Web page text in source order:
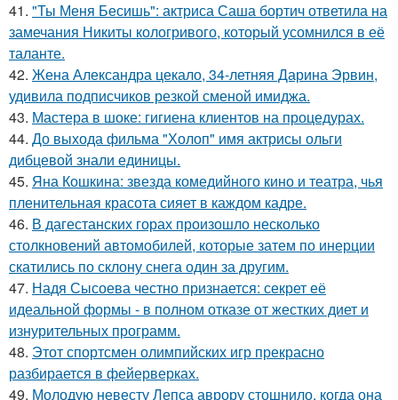
41. "Ты Меня Бесишь": актриса Саша бортич ответила на
замечания Никиты кологривого, который усомнился в её
таланте.
42. Жена Александра цекало, 34-летняя Дарина Эрвин,
удивила подписчиков резкой сменой имиджа.
43. Мастера в шоке: гигиена клиентов на процедурах.
44. До выхода фильма "Холоп" имя актрисы ольги
дибцевой знали единицы.
45. Яна Кошкина: звезда комедийного кино и театра, чья
пленительная красота сияет в каждом кадре.
46. В дагестанских горах произошло несколько
столкновений автомобилей, которые затем по инерции
скатились по склону снега один за другим.
47. Надя Сысоева честно признается: секрет её
идеальной формы - в полном отказе от жестких диет и
изнурительных программ.
48. Этот спортсмен олимпийских игр прекрасно
разбирается в фейерверках.
49. Молодую невесту Лепса аврору стошнило, когда она